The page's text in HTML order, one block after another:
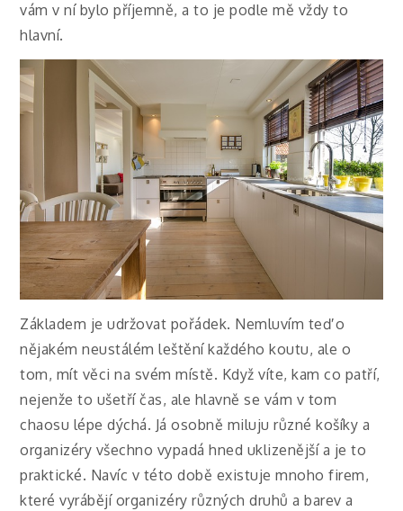
vám v ní bylo příjemně, a to je podle mě vždy to
hlavní.
Základem je udržovat pořádek. Nemluvím teď o
nějakém neustálém leštění každého koutu, ale o
tom, mít věci na svém místě. Když víte, kam co patří,
nejenže to ušetří čas, ale hlavně se vám v tom
chaosu lépe dýchá. Já osobně miluju různé košíky a
organizéry všechno vypadá hned uklizenější a je to
praktické. Navíc v této době existuje mnoho firem,
které vyrábějí organizéry různých druhů a barev a